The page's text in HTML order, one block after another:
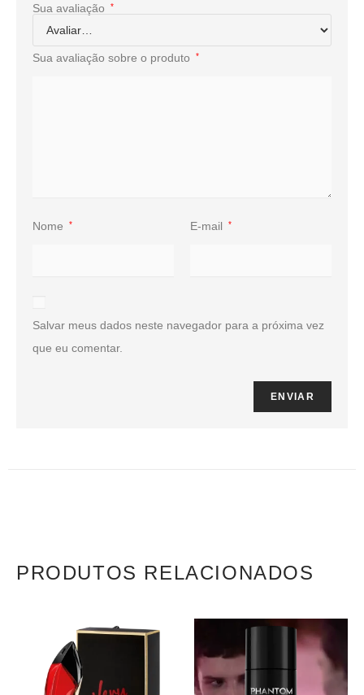
Sua avaliação *
Sua avaliação sobre o produto *
Nome * E-mail *
Salvar meus dados neste navegador para a próxima vez
que eu comentar.
PRODUTOS RELACIONADOS